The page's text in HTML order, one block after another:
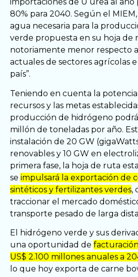
importaciones de U urea al año
80% para 2040. Según el
agua necesaria para la
verde propuesta en su hoja de
notoriamente menor respecto
actuales de sectores agrícolas
país”.
Teniendo en cuenta la
recursos y las metas
producción de hidrógeno podrá
millón de toneladas por año.
instalación de 20 GW
renovables y 10 GW en
primera fase, la hoja de ruta
se impulsará la exportación de
sintéticos y fertilizantes verdes,
traccionar el mercado
transporte pesado de larga
El hidrógeno verde y sus
una oportunidad de
US$ 2.100 millones anuales a
lo que hoy exporta de carne